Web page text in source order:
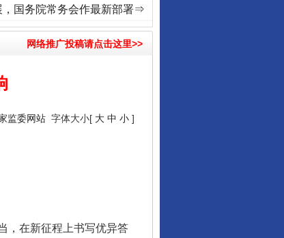
，国务院常务会作最新部署⇒
网络推广投稿请点击这里>>
监委网站 字体大小[ 大 中 小 ]
，在新征程上书写优异答